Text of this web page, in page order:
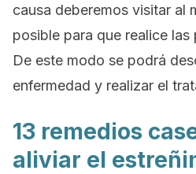
causa deberemos visitar al
posible para que realice las
De este modo se podrá
enfermedad y realizar el
13 remedios
aliviar el